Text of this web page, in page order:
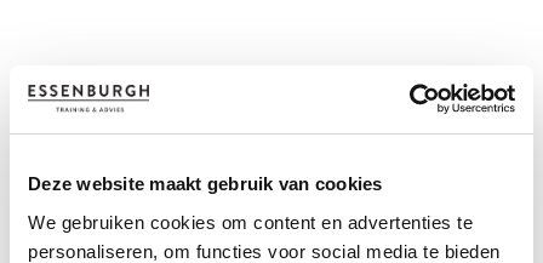
Deze website maakt gebruik van cookies
We gebruiken cookies om content en advertenties te
personaliseren, om functies voor social media te bieden